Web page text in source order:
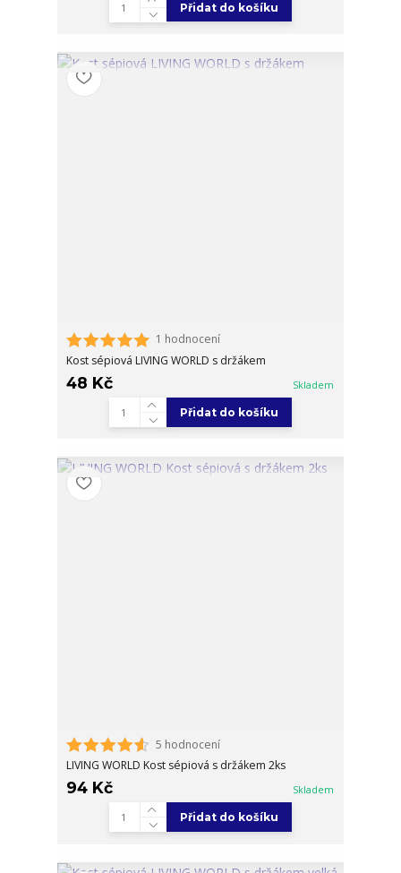
Přidat do košíku
1 hodnocení
Kost sépiová LIVING WORLD s držákem
48 Kč Skladem
Přidat do košíku
5 hodnocení
LIVING WORLD Kost sépiová s držákem 2ks
94 Kč Skladem
Přidat do košíku